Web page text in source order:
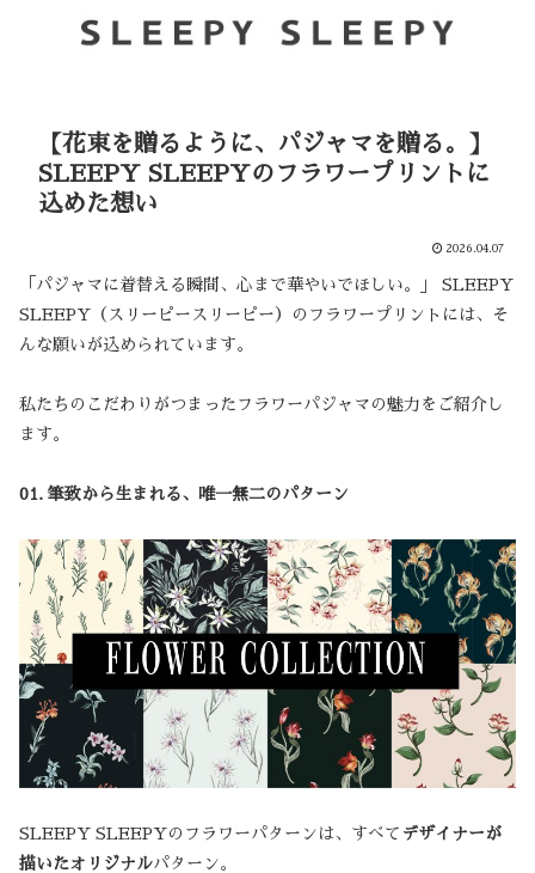
【花束を贈るように、パジャマを贈る。】
SLEEPY SLEEPYのフラワープリントに
込めた想い
2026.04.07
「パジャマに着替える瞬間、心まで華やいでほしい。」 SLEEPY
SLEEPY（スリーピースリーピー）のフラワープリントには、そ
んな願いが込められています。
私たちのこだわりがつまったフラワーパジャマの魅力をご紹介し
ます。
01. 筆致から生まれる、唯一無二のパターン
SLEEPY SLEEPYのフラワーパターンは、すべて デザイナーが
描いたオリジナルパターン。